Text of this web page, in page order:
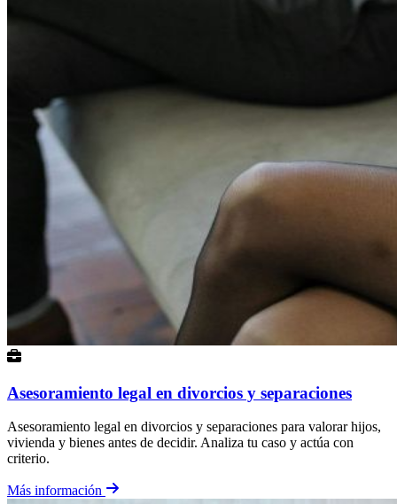
Asesoramiento legal en divorcios y separaciones
Asesoramiento legal en divorcios y separaciones para valorar hijos,
vivienda y bienes antes de decidir. Analiza tu caso y actúa con
criterio.
Más información